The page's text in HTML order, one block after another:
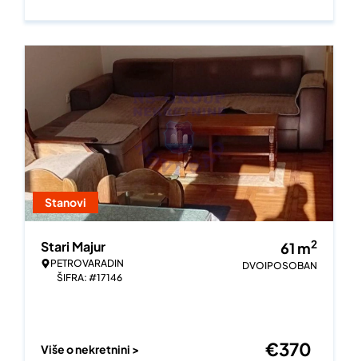
Stanovi
Stari Majur
PETROVARADIN
ŠIFRA: #17146
61 m2
DVOIPOSOBAN
Više o nekretnini > €370